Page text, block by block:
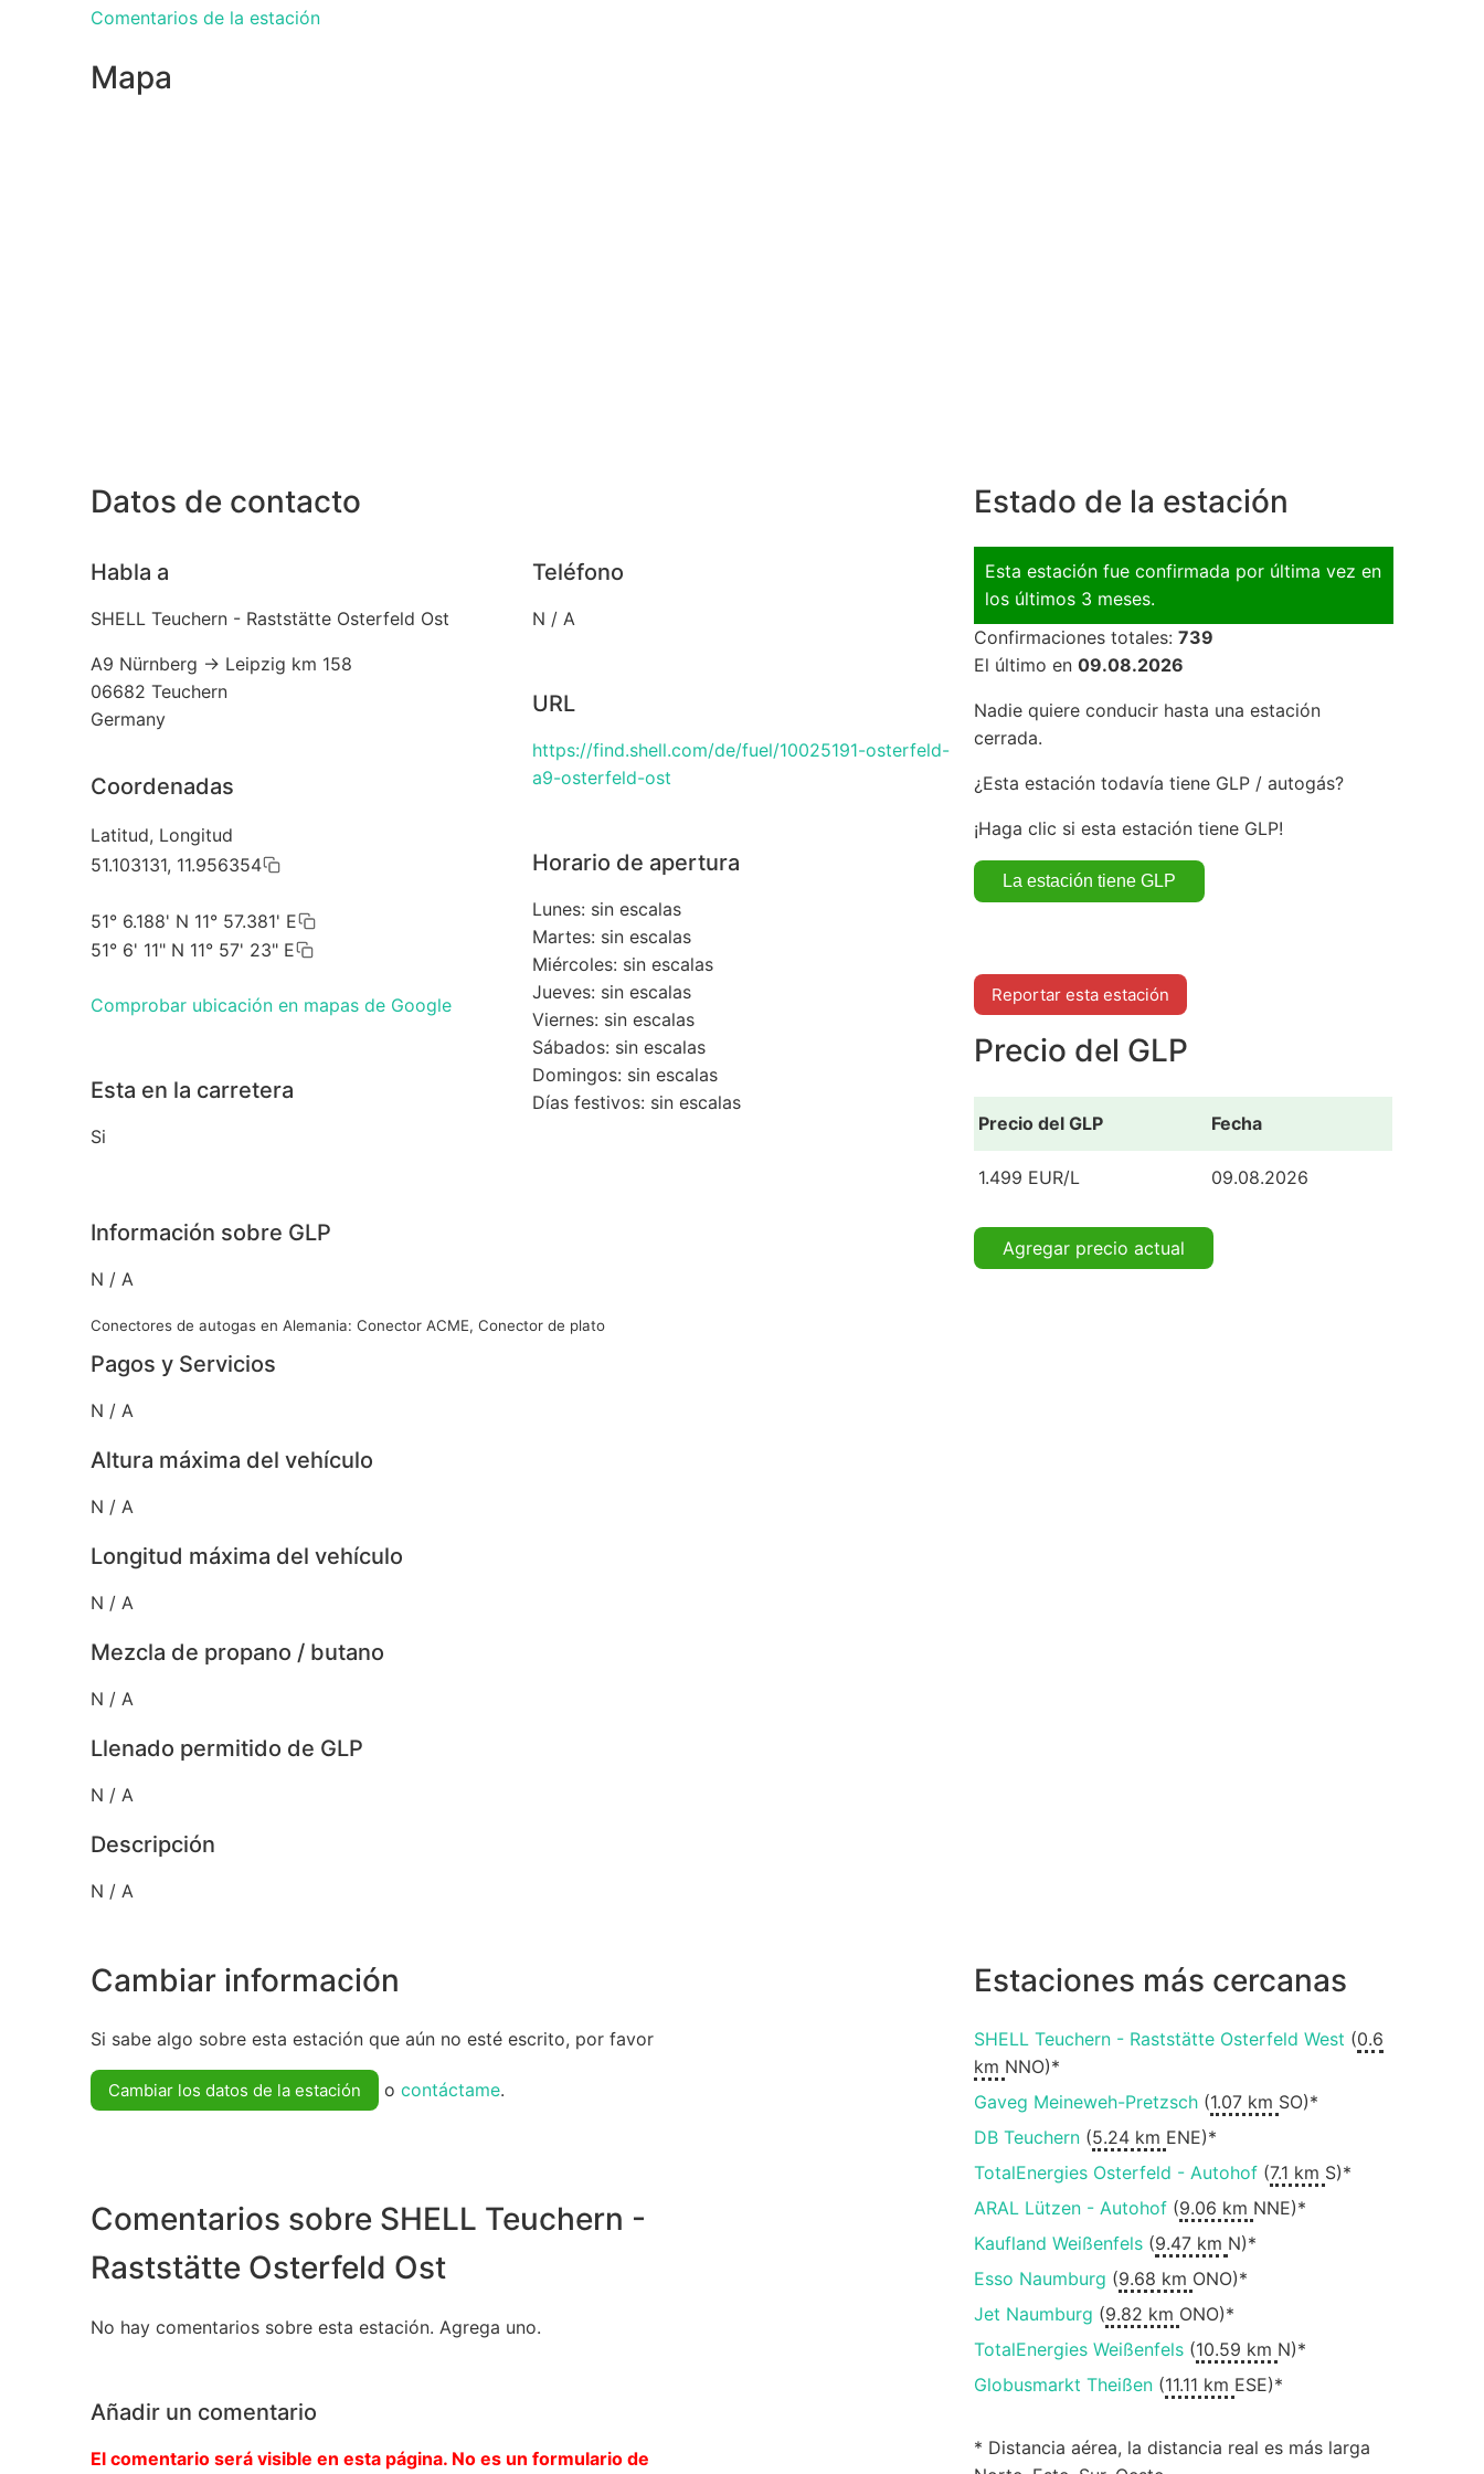
Comentarios de la estación
Mapa
Datos de contacto
Habla a
SHELL Teuchern - Raststätte Osterfeld Ost
A9 Nürnberg -> Leipzig km 158
06682 Teuchern
Germany
Coordenadas
Latitud, Longitud
51.103131, 11.956354
51° 6.188' N 11° 57.381' E
51° 6' 11" N 11° 57' 23" E
Comprobar ubicación en mapas de Google
Esta en la carretera
Si
Teléfono
N / A
URL
https://find.shell.com/de/fuel/10025191-osterfeld-
a9-osterfeld-ost
Horario de apertura
Lunes: sin escalas
Martes: sin escalas
Miércoles: sin escalas
Jueves: sin escalas
Viernes: sin escalas
Sábados: sin escalas
Domingos: sin escalas
Días festivos: sin escalas
Información sobre GLP
N / A
Conectores de autogas en Alemania: Conector ACME, Conector de plato
Pagos y Servicios
N / A
Altura máxima del vehículo
N / A
Longitud máxima del vehículo
N / A
Mezcla de propano / butano
N / A
Llenado permitido de GLP
N / A
Descripción
N / A
Estado de la estación
Esta estación fue confirmada por última vez en
los últimos 3 meses.
Confirmaciones totales: 739
El último en 09.08.2026
Nadie quiere conducir hasta una estación
cerrada.
¿Esta estación todavía tiene GLP / autogás?
¡Haga clic si esta estación tiene GLP!
Reportar esta estación
Precio del GLP
Precio del GLP Fecha
1.499 EUR/L 09.08.2026
Agregar precio actual
Cambiar información
Si sabe algo sobre esta estación que aún no esté escrito, por favor
Cambiar los datos de la estación o contáctame.
Comentarios sobre SHELL Teuchern -
Raststätte Osterfeld Ost
No hay comentarios sobre esta estación. Agrega uno.
Añadir un comentario
El comentario será visible en esta página. No es un formulario de
Estaciones más cercanas
SHELL Teuchern - Raststätte Osterfeld West (0.6
km NNO)*
Gaveg Meineweh-Pretzsch(1.07 km SO)*
DB Teuchern(5.24 km ENE)*
TotalEnergies Osterfeld - Autohof(7.1 km S)*
ARAL Lützen - Autohof(9.06 km NNE)*
Kaufland Weißenfels(9.47 km N)*
Esso Naumburg (9.68 km ONO)*
Jet Naumburg (9.82 km ONO)*
TotalEnergies Weißenfels(10.59 km N)*
Globusmarkt Theißen(11.11 km ESE)*
* Distancia aérea, la distancia real es más larga